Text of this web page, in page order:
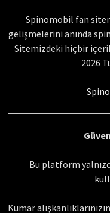
Spinomobil fan
gelişmelerini anında
Sitemizdeki hiçbir
2026
Bu platform
Kumar